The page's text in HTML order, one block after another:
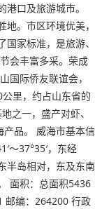
口及旅游城市。
。市区环境优美，
家标准，是旅游、
会丰富多采。荣成
国际侨友联谊会，
里，约占山东省的
之一，盛产对虾、
品。 威海市基本信
～37°35′，东经
半岛相对，东及东南
面积：总面积5436
邮编：264200 行政